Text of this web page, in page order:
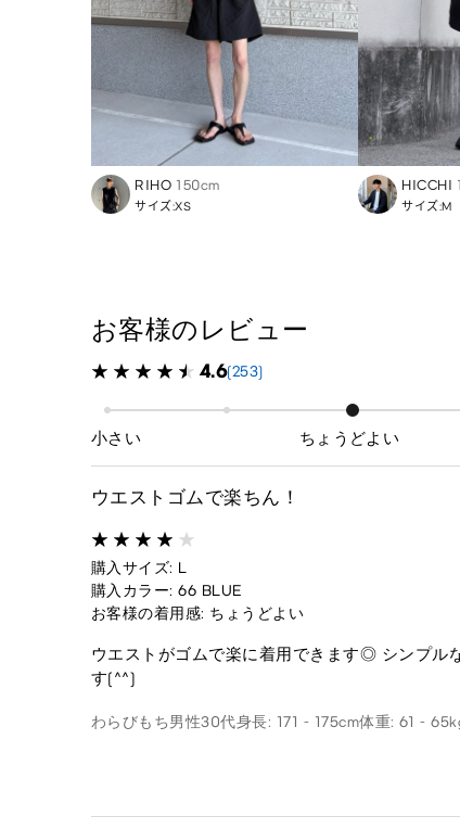
RIHO 150cm
サイズ:XS
HICCHI
サイズ:M
お客様のレビュー
4.6(253)
小さい ちょうどよい
ウエストゴムで楽ちん！
購入サイズ: L
購入カラー: 66 BLUE
お客様の着用感: ちょうどよい
ウエストがゴムで楽に着用できます◎ シンプル
す(^^)
わらびもち男性30代身長: 171 - 175cm体重: 61 -